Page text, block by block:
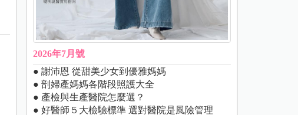
2026年7月號
● 謝沛恩 從甜美少女到優雅媽媽
● 剖婦產媽媽各階段照護大全
● 產檢與生產醫院怎麼選？
● 好醫師５大檢驗標準 選對醫院是風險管理